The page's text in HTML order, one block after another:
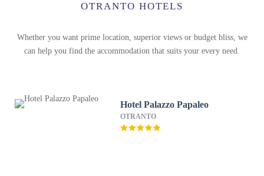
OTRANTO HOTELS
Whether you want prime location, superior views or budget bliss, we
can help you find the accommodation that suits your every need.
Hotel Palazzo Papaleo
OTRANTO